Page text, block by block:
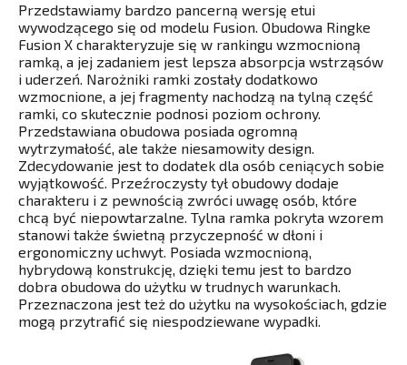
Przedstawiamy bardzo pancerną wersję etui
wywodzącego się od modelu Fusion. Obudowa Ringke
Fusion X charakteryzuje się w rankingu wzmocnioną
ramką, a jej zadaniem jest lepsza absorpcja wstrząsów
i uderzeń. Narożniki ramki zostały dodatkowo
wzmocnione, a jej fragmenty nachodzą na tylną część
ramki, co skutecznie podnosi poziom ochrony.
Przedstawiana obudowa posiada ogromną
wytrzymałość, ale także niesamowity design.
Zdecydowanie jest to dodatek dla osób ceniących sobie
wyjątkowość. Przeźroczysty tył obudowy dodaje
charakteru i z pewnością zwróci uwagę osób, które
chcą być niepowtarzalne. Tylna ramka pokryta wzorem
stanowi także świetną przyczepność w dłoni i
ergonomiczny uchwyt. Posiada wzmocnioną,
hybrydową konstrukcję, dzięki temu jest to bardzo
dobra obudowa do użytku w trudnych warunkach.
Przeznaczona jest też do użytku na wysokościach, gdzie
mogą przytrafić się niespodziewane wypadki.